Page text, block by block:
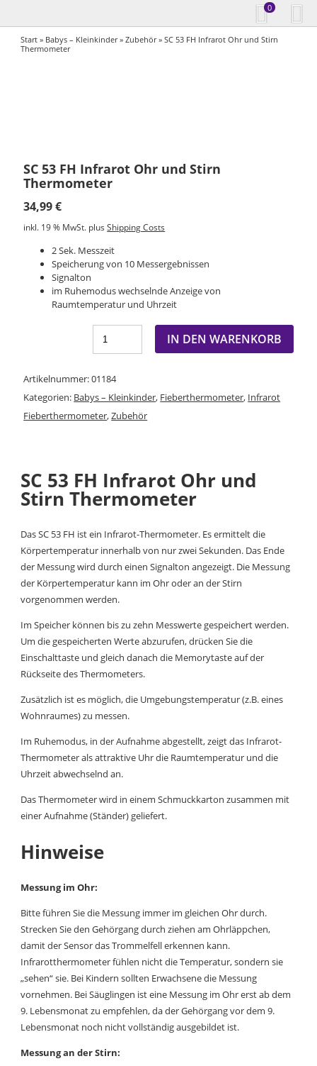
0
Start » Babys – Kleinkinder»Zubehör» SC 53 FH Infrarot Ohr und Stirn
Thermometer
SC 53 FH Infrarot Ohr und Stirn
Thermometer
34,99€
inkl. 19 % MwSt. plusShipping Costs
2 Sek. Messzeit
Speicherung von 10 Messergebnissen
Signalton
im Ruhemodus wechselnde Anzeige von
Raumtemperatur und Uhrzeit
IN DEN WARENKORB
Artikelnummer:01184
Kategorien: Babys – Kleinkinder, Fieberthermometer, Infrarot
Fieberthermometer,Zubehör
SC 53 FH Infrarot Ohr und
Stirn Thermometer
Das SC 53 FH ist ein Infrarot-Thermometer. Es ermittelt die
Körpertemperatur innerhalb von nur zwei Sekunden. Das Ende
der Messung wird durch einen Signalton angezeigt. Die Messung
der Körpertemperatur kann im Ohr oder an der Stirn
vorgenommen werden.
Im Speicher können bis zu zehn Messwerte gespeichert werden.
Um die gespeicherten Werte abzurufen, drücken Sie die
Einschalttaste und gleich danach die Memorytaste auf der
Rückseite des Thermometers.
Zusätzlich ist es möglich, die Umgebungstemperatur (z.B. eines
Wohnraumes) zu messen.
Im Ruhemodus, in der Aufnahme abgestellt, zeigt das Infrarot-
Thermometer als attraktive Uhr die Raumtemperatur und die
Uhrzeit abwechselnd an.
Das Thermometer wird in einem Schmuckkarton zusammen mit
einer Aufnahme (Ständer) geliefert.
Hinweise
Messung im Ohr:
Bitte führen Sie die Messung immer im gleichen Ohr durch.
Strecken Sie den Gehörgang durch ziehen am Ohrläppchen,
damit der Sensor das Trommelfell erkennen kann.
Infrarotthermometer fühlen nicht die Temperatur, sondern sie
„sehen“ sie. Bei Kindern sollten Erwachsene die Messung
vornehmen. Bei Säuglingen ist eine Messung im Ohr erst ab dem
9. Lebensmonat zu empfehlen, da der Gehörgang vor dem 9.
Lebensmonat noch nicht vollständig ausgebildet ist.
Messung an der Stirn: